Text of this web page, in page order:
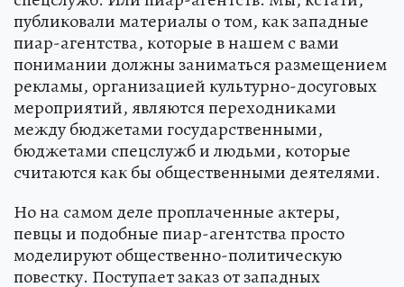
публиковали материалы о том, как западные
пиар-агентства, которые в нашем с вами
понимании должны заниматься размещением
рекламы, организацией культурно-досуговых
мероприятий, являются переходниками
между бюджетами государственными,
бюджетами спецслужб и людьми, которые
считаются как бы общественными деятелями.
Но на самом деле проплаченные актеры,
певцы и подобные пиар-агентства просто
моделируют общественно-политическую
повестку. Поступает заказ от западных